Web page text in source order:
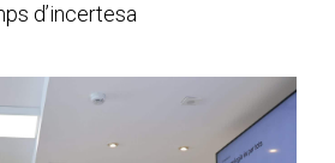
d’incertesa